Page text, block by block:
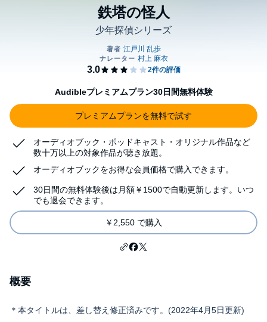
鉄塔の怪人
少年探偵シリーズ
Audibleプレミアムプラン30日間無料体験
プレミアムプランを無料で試す
オーディオブック・ポッドキャスト・オリジナル作品など
数十万以上の対象作品が聴き放題。
オーディオブックをお得な会員価格で購入できます。
30日間の無料体験後は月額￥1500で自動更新します。いつ
でも退会できます。
￥2,550 で購入
概要
＊本タイトルは、差し替え修正済みです。(2022年4月5日更新)